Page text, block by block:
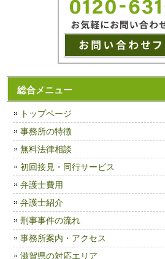
総合メニュー
トップページ
事務所の特徴
無料法律相談
初回接見・同行サービス
弁護士費用
弁護士紹介
刑事事件の流れ
事務所案内・アクセス
滋賀県の対応エリア